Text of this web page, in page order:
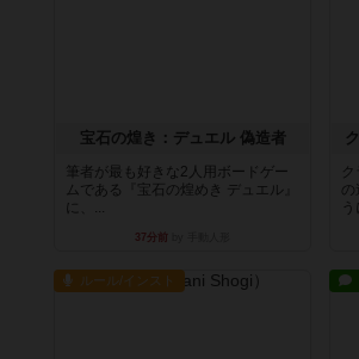
宝石の煌き：デュエル 偽造者
筆者が最も好きな2人用ボードゲー
ムである『宝石の煌めき デュエル』
に、...
37分前
の
ルール/インスト